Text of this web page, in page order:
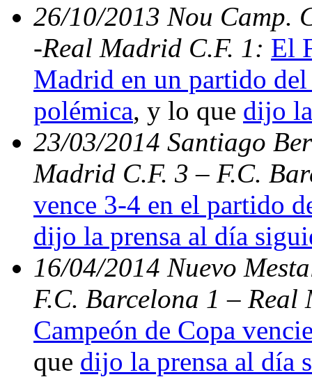
26/10/2013 Nou Camp.
-Real Madrid C.F. 1: El
Madrid en un partido
polémica, y lo que dijo
23/03/2014 Santiago
Madrid C.F. 3 – F.C.
vence 3-4 en el partido
dijo la prensa al día
16/04/2014 Nuevo
F.C. Barcelona 1 –
Campeón de Copa
que dijo la prensa al día